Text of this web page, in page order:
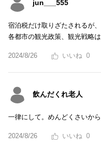
jun___555
宿泊税だけ取りざたされるが、
各都市の観光政策、観光戦略
2024/8/26 0
飲んだくれ老人
一律にして。めんどくさいか
2024/8/26 0